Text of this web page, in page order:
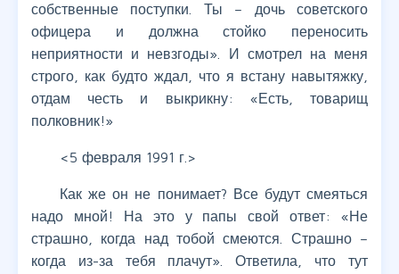
собственные поступки. Ты – дочь советского
офицера и должна стойко переносить
неприятности и невзгоды». И смотрел на меня
строго, как будто ждал, что я встану навытяжку,
отдам честь и выкрикну: «Есть, товарищ
полковник!»
<5 февраля 1991 г.>
Как же он не понимает? Все будут смеяться
надо мной! На это у папы свой ответ: «Не
страшно, когда над тобой смеются. Страшно –
когда из-за тебя плачут». Ответила, что тут